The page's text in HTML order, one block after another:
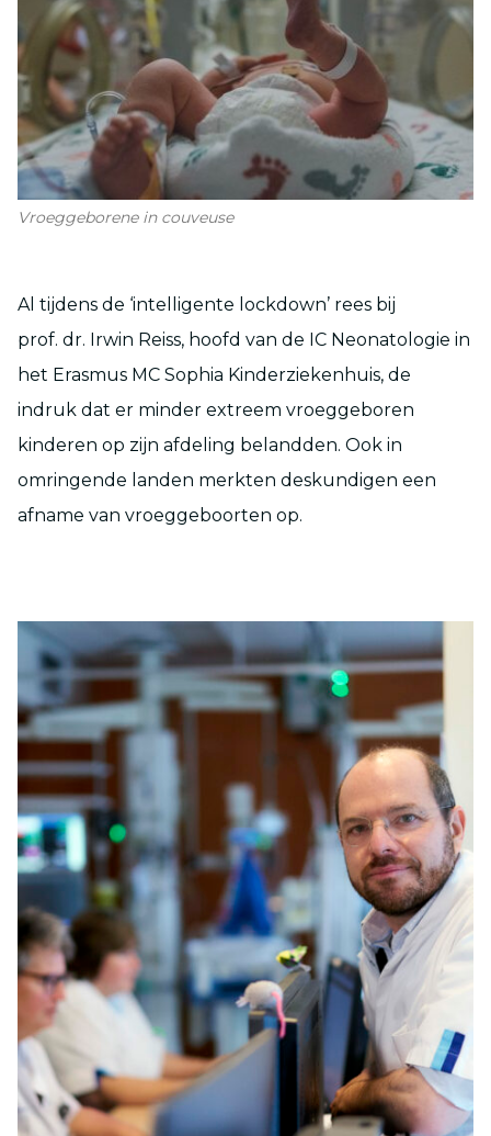
Vroeggeborene in couveuse
Al tijdens de ‘intelligente lockdown’ rees bij
prof. dr. Irwin Reiss, hoofd van de IC Neonatologie in
het Erasmus MC Sophia Kinderziekenhuis, de
indruk dat er minder extreem vroeggeboren
kinderen op zijn afdeling belandden. Ook in
omringende landen merkten deskundigen een
afname van vroeggeboorten op.